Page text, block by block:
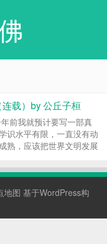
载）by 公丘子桓
年前我就预计要写一部真
识水平有限，一直没有动
熟，应该把世界文明发展
世界文明之间的关系和发
地图 基于WordPress构